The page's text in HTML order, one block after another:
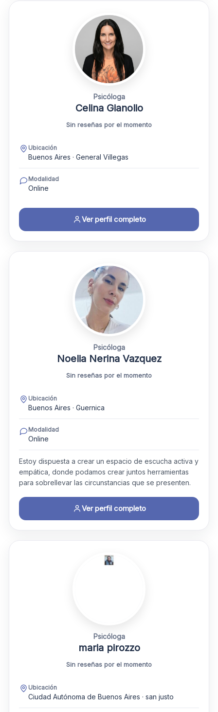
Psicóloga
Celina Gianolio
Sin reseñas por el momento
Ubicación
Buenos Aires · General Villegas
Modalidad
Online
Ver perfil completo
Psicóloga
Noelia Nerina Vazquez
Sin reseñas por el momento
Ubicación
Buenos Aires · Guernica
Modalidad
Online
Estoy dispuesta a crear un espacio de escucha activa y
empática, donde podamos crear juntos herramientas
para sobrellevar las circunstancias que se presenten.
Ver perfil completo
Psicóloga
maria pirozzo
Sin reseñas por el momento
Ubicación
Ciudad Autónoma de Buenos Aires · san justo